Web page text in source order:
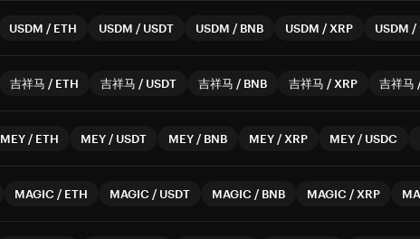
USDM / ETH USDM / USDT USDM / BNB USDM / XRP USDM /
吉祥马 / ETH 吉祥马 / USDT 吉祥马 / BNB 吉祥马 / XRP 吉祥马
MEY / ETH MEY / USDT MEY / BNB MEY / XRP MEY / USDC
MAGIC / ETH MAGIC / USDT MAGIC / BNB MAGIC / XRP